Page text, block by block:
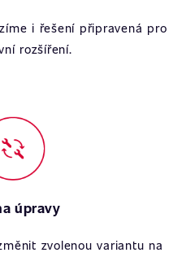
i řešení připravená pro
rozšíření.
úpravy
zvolenou variantu na